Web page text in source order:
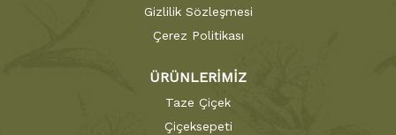
Gizlilik Sözleşmesi
Çerez Politikası
ÜRÜNLERİMİZ
Taze Çiçek
Çiçeksepeti